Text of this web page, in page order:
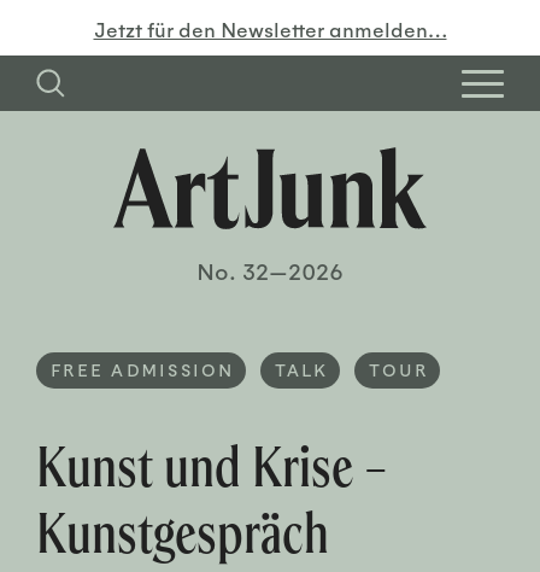
Jetzt für den Newsletter anmelden…
No. 32—2026
FREE ADMISSION TALK TOUR
Kunst und Krise –
Kunstgespräch